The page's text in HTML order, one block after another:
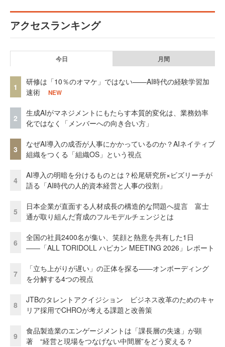
アクセスランキング
今日 月間
1
研修は「10％のオマケ」ではない——AI時代の経験学習加
速術
NEW
2
生成AIがマネジメントにもたらす本質的変化は、業務効率
化ではなく「メンバーへの向き合い方」
3
なぜAI導入の成否が人事にかかっているのか？AIネイティブ
組織をつくる「組織OS」という視点
4
AI導入の明暗を分けるものとは？松尾研究所×ビズリーチが
語る「AI時代の人的資本経営と人事の役割」
5
日本企業が直面する人材成長の構造的な問題へ提言 富士
通が取り組んだ育成のフルモデルチェンジとは
6
全国の社員2400名が集い、笑顔と熱意を共有した1日
――「ALL TORIDOLL ハピカン MEETING 2026」レポート
7
「立ち上がりが遅い」の正体を探る——オンボーディング
を分解する4つの視点
8
JTBのタレントアクイジション ビジネス改革のためのキャ
リア採用でCHROが考える課題と改善策
9
食品製造業のエンゲージメントは「課長層の失速」が顕
著 “経営と現場をつなげない中間層”をどう変える？